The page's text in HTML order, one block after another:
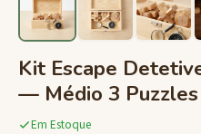
Kit Escape
— Médio 3
Em Estoque